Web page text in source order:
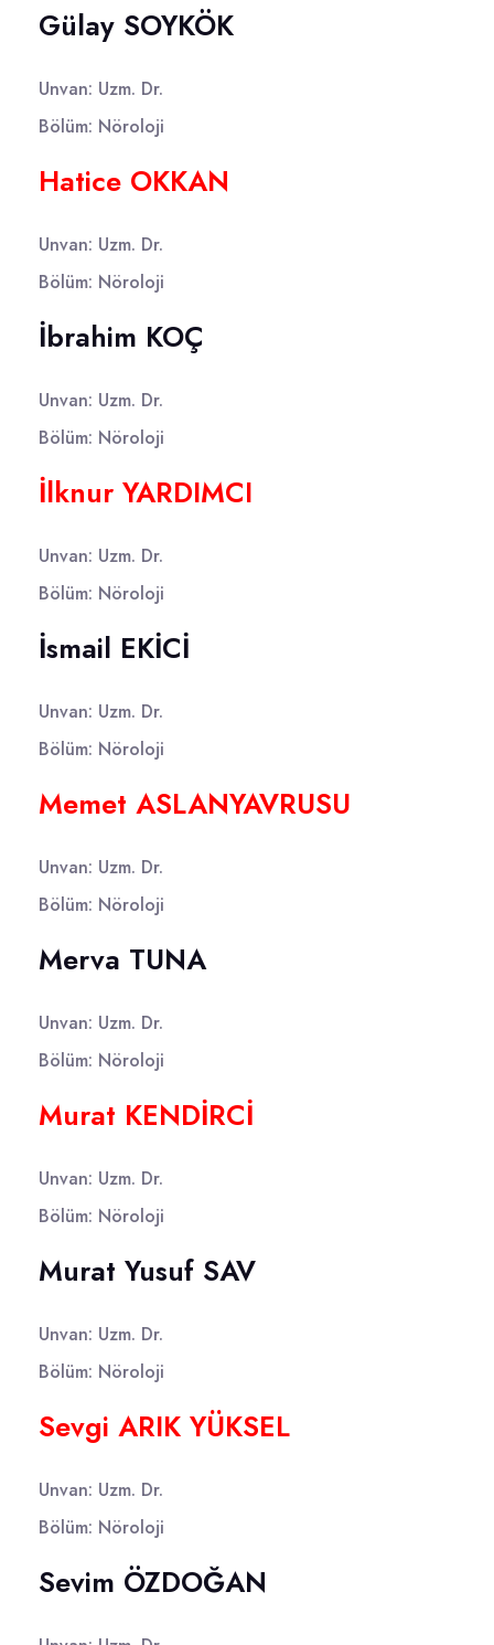
Gülay SOYKÖK
Unvan: Uzm. Dr.
Bölüm: Nöroloji
Hatice OKKAN
Unvan: Uzm. Dr.
Bölüm: Nöroloji
İbrahim KOÇ
Unvan: Uzm. Dr.
Bölüm: Nöroloji
İlknur YARDIMCI
Unvan: Uzm. Dr.
Bölüm: Nöroloji
İsmail EKİCİ
Unvan: Uzm. Dr.
Bölüm: Nöroloji
Memet ASLANYAVRUSU
Unvan: Uzm. Dr.
Bölüm: Nöroloji
Merva TUNA
Unvan: Uzm. Dr.
Bölüm: Nöroloji
Murat KENDİRCİ
Unvan: Uzm. Dr.
Bölüm: Nöroloji
Murat Yusuf SAV
Unvan: Uzm. Dr.
Bölüm: Nöroloji
Sevgi ARIK YÜKSEL
Unvan: Uzm. Dr.
Bölüm: Nöroloji
Sevim ÖZDOĞAN